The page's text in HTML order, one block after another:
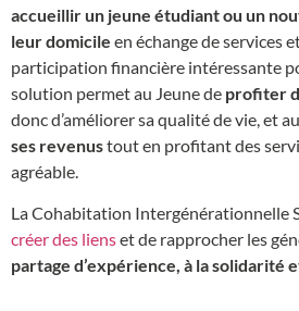
accueillir un jeune étudiant ou un
leur domicile en échange de services
participation financière intéressante
solution permet au Jeune de profiter
donc d’améliorer sa qualité de vie, et
ses revenustout en profitant des
agréable.
La Cohabitation Intergénérationnelle
créer des lienset de rapprocher les
partage d’expérience, à la solidarité